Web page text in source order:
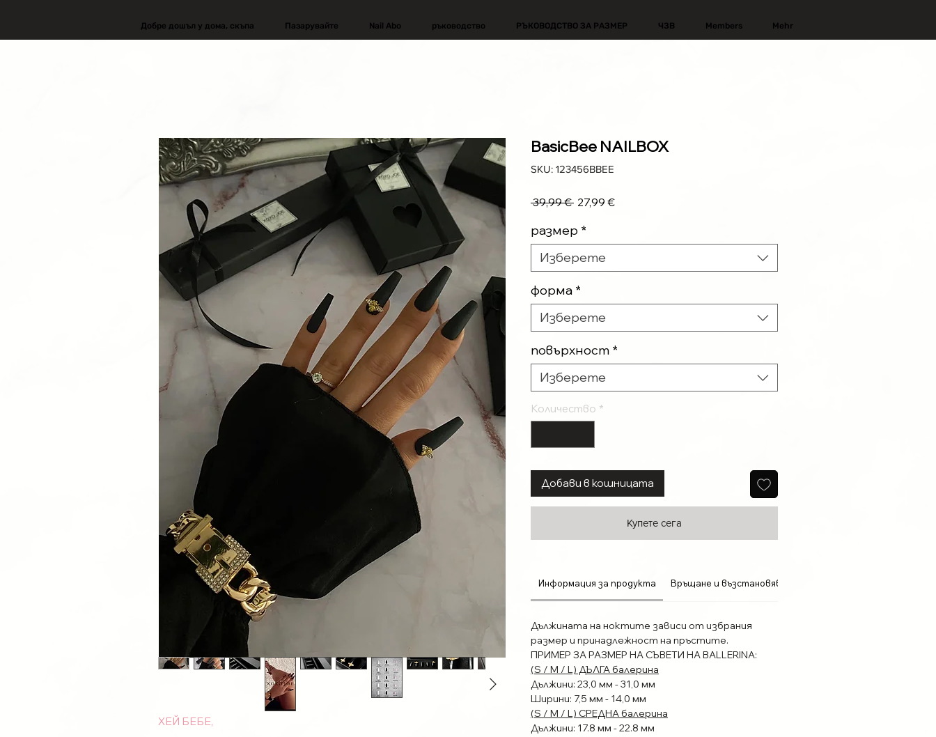
Добре дошъл у дома, скъпа Пазарувайте Nail Abo ръководство РЪКОВОДСТВО ЗА РАЗМЕР ЧЗВ Members Mehr
ХЕЙ БЕБЕ,
BasicBee NAILBOX
SKU: 123456BBEE
39,99 € Редовна
27,99 €Продажна
размер *
Изберете
форма *
Изберете
повърхност *
Изберете
Количество *
Добави в кошницата
Купете сега
Информация за продукта Връщане и възстановяване на суми
Дължината на ноктите зависи от избрания
размер и принадлежност на пръстите.
ПРИМЕР ЗА РАЗМЕР НА СЪВЕТИ НА BALLERINA:
(S / M / L) ДЪЛГА балерина
Дължини: 23,0 мм - 31,0 мм
Ширини: 7,5 мм - 14,0 мм
(S / M / L) СРЕДНА балерина
Дължини: 17.8 мм - 22.8 мм